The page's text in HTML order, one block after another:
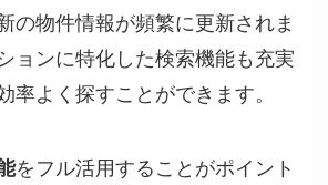
の物件情報が頻繁に更新されま
ョンに特化した検索機能も充実
率よく探すことができます。
をフル活用することがポイント